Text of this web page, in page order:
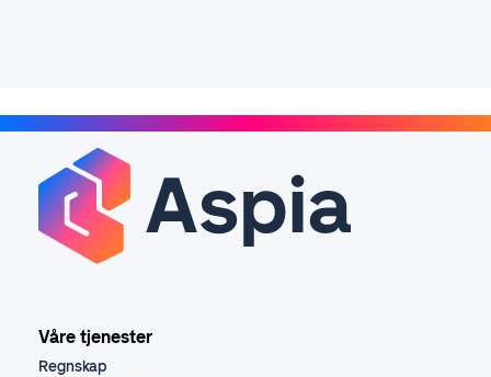
Våre tjenester
Regnskap